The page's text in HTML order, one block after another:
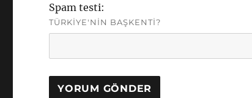
Spam testi:
TÜRKIYE'NIN BAŞKENTI?